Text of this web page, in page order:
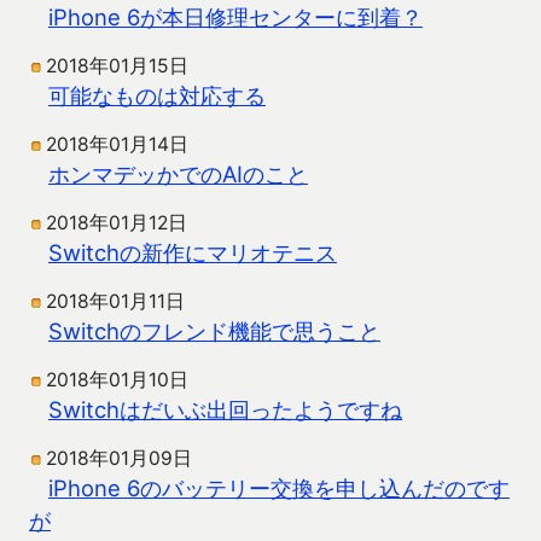
iPhone 6が本日修理センターに到着？
2018年01月15日
可能なものは対応する
2018年01月14日
ホンマデッかでのAIのこと
2018年01月12日
Switchの新作にマリオテニス
2018年01月11日
Switchのフレンド機能で思うこと
2018年01月10日
Switchはだいぶ出回ったようですね
2018年01月09日
iPhone 6のバッテリー交換を申し込んだのです
が